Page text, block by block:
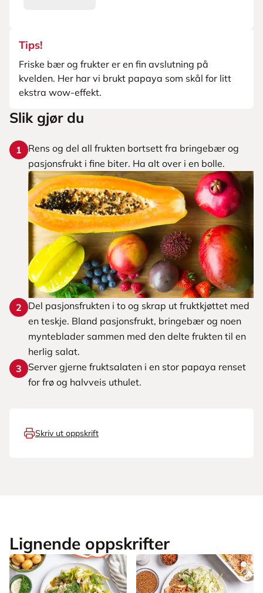
Tips!
Friske bær og frukter er en fin avslutning på
kvelden. Her har vi brukt papaya som skål for litt
ekstra wow-effekt.
Slik gjør du
1
Rens og del all frukten bortsett fra bringebær og
pasjonsfrukt i fine biter. Ha alt over i en bolle.
2
Del pasjonsfrukten i to og skrap ut fruktkjøttet med
en teskje. Bland pasjonsfrukt, bringebær og noen
mynteblader sammen med den delte frukten til en
herlig salat.
3
Server gjerne fruktsalaten i en stor papaya renset
for frø og halvveis uthulet.
Skriv ut oppskrift
Lignende oppskrifter